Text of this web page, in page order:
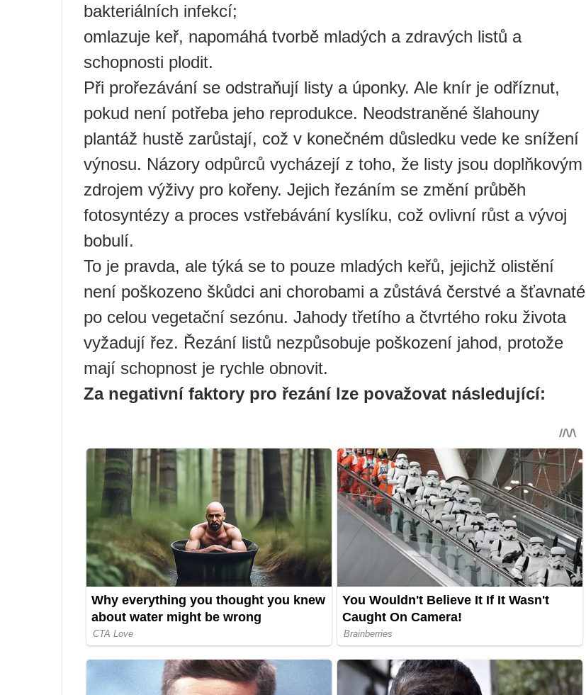
bakteriálních infekcí;
omlazuje keř, napomáhá tvorbě mladých a zdravých listů a
schopnosti plodit.
Při prořezávání se odstraňují listy a úponky. Ale knír je odříznut,
pokud není potřeba jeho reprodukce. Neodstraněné šlahouny
plantáž hustě zarůstají, což v konečném důsledku vede ke snížení
výnosu. Názory odpůrců vycházejí z toho, že listy jsou doplňkovým
zdrojem výživy pro kořeny. Jejich řezáním se změní průběh
fotosyntézy a proces vstřebávání kyslíku, což ovlivní růst a vývoj
bobulí.
To je pravda, ale týká se to pouze mladých keřů, jejichž olistění
není poškozeno škůdci ani chorobami a zůstává čerstvé a šťavnaté
po celou vegetační sezónu. Jahody třetího a čtvrtého roku života
vyžadují řez. Řezání listů nezpůsobuje poškození jahod, protože
mají schopnost je rychle obnovit.
Za negativní faktory pro řezání lze považovat následující: